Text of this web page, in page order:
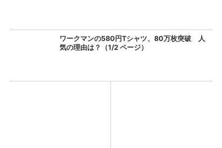
ワークマンの580円Tシャツ、80万枚突破 人
気の理由は？（1/2 ページ）